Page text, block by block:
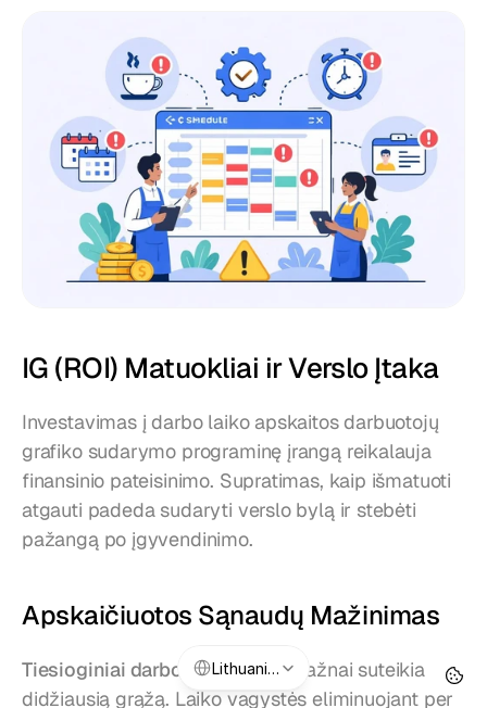
IG (ROI) Matuokliai ir Verslo Įtaka
Investavimas į darbo laiko apskaitos darbuotojų
grafiko sudarymo programinę įrangą reikalauja
finansinio pateisinimo. Supratimas, kaip išmatuoti
atgauti padeda sudaryti verslo bylą ir stebėti
pažangą po įgyvendinimo.
Apskaičiuotos Sąnaudų Mažinimas
Tiesioginiai darbo sutaupimai dažnai suteikia
didžiausią grąžą. Laiko vagystės eliminuojant per
Lithuanian